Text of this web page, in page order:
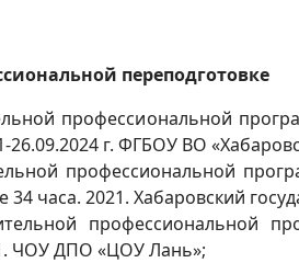
переподготовке
профессиональной
г. ФГБОУ ВО
профессиональной
часа. 2021. Хабаровский
профессиональной
ЧОУ ДПО «ЦОУ Лань»;